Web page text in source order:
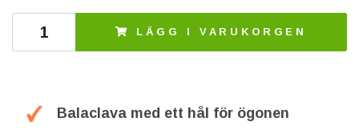
LÄGG I VARUKORGEN
Balaclava med ett hål för ögonen